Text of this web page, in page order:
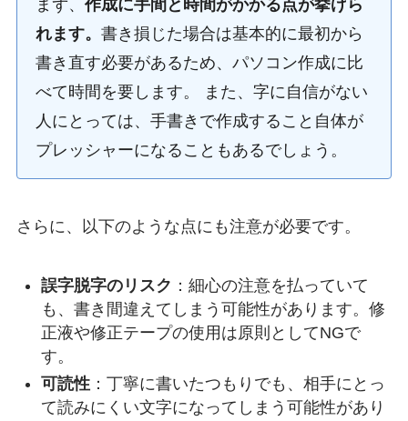
まず、 作成に手間と時間がかかる点が挙げら
れます。 書き損じた場合は基本的に最初から
書き直す必要があるため、パソコン作成に比
べて時間を要します。 また、字に自信がない
人にとっては、手書きで作成すること自体が
プレッシャーになることもあるでしょう。
さらに、以下のような点にも注意が必要です。
誤字脱字のリスク ：細心の注意を払っていて
も、書き間違えてしまう可能性があります。修
正液や修正テープの使用は原則としてNGで
す。
可読性：丁寧に書いたつもりでも、相手にとっ
て読みにくい文字になってしまう可能性があり